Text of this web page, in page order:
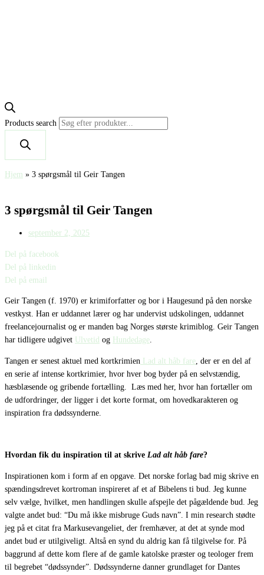
Products search
Hjem » 3 spørgsmål til Geir Tangen
3 spørgsmål til Geir Tangen
september 2, 2025
Del på facebook
Del på linkedin
Del på email
Geir Tangen (f. 1970) er krimiforfatter og bor i Haugesund på den norske
vestkyst. Han er uddannet lærer og har undervist udskolingen, uddannet
freelancejournalist og er manden bag Norges største krimiblog. Geir Tangen
har tidligere udgivet Ulvetid og Hundedage.
Tangen er senest aktuel med kortkrimien Lad alt håb fare, der er en del af
en serie af intense kortkrimier, hvor hver bog byder på en selvstændig,
hæsblæsende og gribende fortælling. Læs med her, hvor han fortæller om
de udfordringer, der ligger i det korte format, om hovedkarakteren og
inspiration fra dødssynderne.
Hvordan fik du inspiration til at skrive Lad alt håb fare?
Inspirationen kom i form af en opgave. Det norske forlag bad mig skrive en
spændingsdrevet kortroman inspireret af et af Bibelens ti bud. Jeg kunne
selv vælge, hvilket, men handlingen skulle afspejle det pågældende bud. Jeg
valgte andet bud: “Du må ikke misbruge Guds navn”. I min research stødte
jeg på et citat fra Markusevangeliet, der fremhæver, at det at synde mod
andet bud er utilgiveligt. Altså en synd du aldrig kan få tilgivelse for. På
baggrund af dette kom flere af de gamle katolske præster og teologer frem
til begrebet “dødssynder”. Dødssynderne danner grundlaget for Dantes